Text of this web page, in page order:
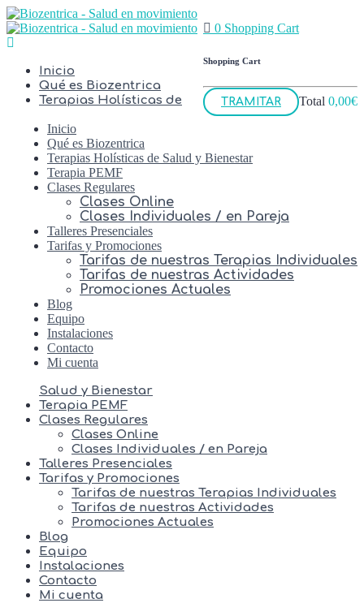
0 Shopping Cart
Shopping Cart
TRAMITAR Total 0,00€
Inicio
Qué es Biozentrica
Terapias Holísticas de Salud y Bienestar
Terapia PEMF
Clases Regulares
Clases Online
Clases Individuales / en Pareja
Talleres Presenciales
Tarifas y Promociones
Tarifas de nuestras Terapias Individuales
Tarifas de nuestras Actividades
Promociones Actuales
Blog
Equipo
Instalaciones
Contacto
Mi cuenta
Inicio
Qué es Biozentrica
Terapias Holísticas de
Salud y Bienestar
Terapia PEMF
Clases Regulares
Clases Online
Clases Individuales / en Pareja
Talleres Presenciales
Tarifas y Promociones
Tarifas de nuestras Terapias Individuales
Tarifas de nuestras Actividades
Promociones Actuales
Blog
Equipo
Instalaciones
Contacto
Mi cuenta